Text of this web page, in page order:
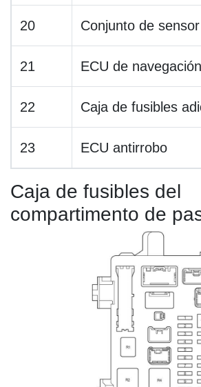
20 Conjunto de
21 ECU de navegación
22 Caja de fusibles
23 ECU antirrobo
Caja de fusibles del
compartimento de